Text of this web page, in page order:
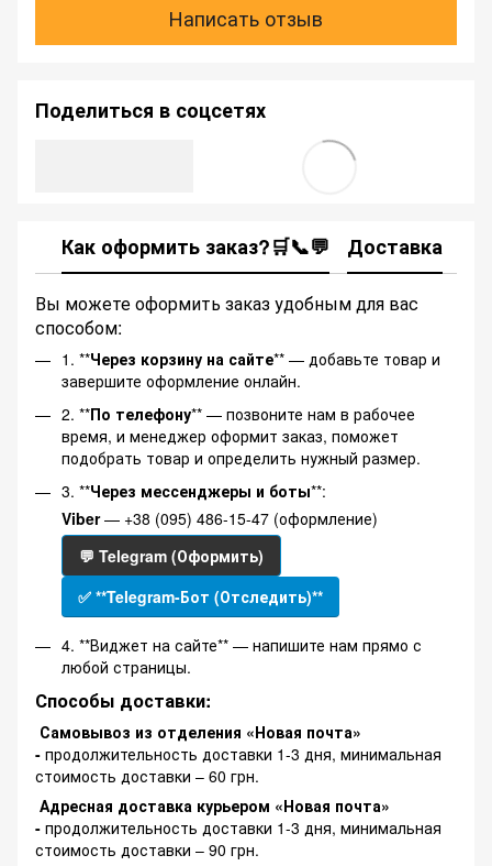
Написать отзыв
Поделиться в соцсетях
Как оформить заказ?🛒📞💬 Доставка
Вы можете оформить заказ удобным для вас
способом:
1. **Через корзину на сайте** — добавьте товар и
завершите оформление онлайн.
2. **По телефону** — позвоните нам в рабочее
время, и менеджер оформит заказ, поможет
подобрать товар и определить нужный размер.
3. **Через мессенджеры и боты**:
Viber— +38 (095) 486-15-47 (оформление)
💬 Telegram (Оформить)
✅ **Telegram-Бот (Отследить)**
4. **Виджет на сайте** — напишите нам прямо с
любой страницы.
Способы доставки:
Самовывоз из отделения «Новая почта»
- продолжительность доставки 1-3 дня, минимальная
стоимость доставки – 60 грн.
Адресная доставка курьером «Новая почта»
- продолжительность доставки 1-3 дня, минимальная
стоимость доставки – 90 грн.